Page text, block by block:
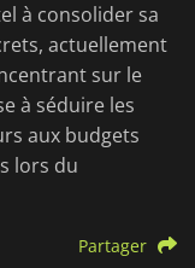
à consolider sa
actuellement
sur le
à séduire les
aux budgets
lors du
Partager